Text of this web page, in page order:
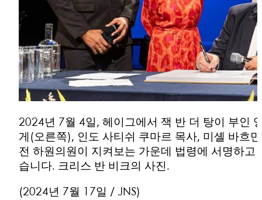
2024년 7월 4일, 헤이그에서 잭 반 더 탕이 부인
게(오른쪽), 인도 사티쉬 쿠마르 목사, 미셸 바흐만
전 하원의원이 지켜보는 가운데 법령에 서명하고
습니다. 크리스 반 비크의 사진.
(2024년 7월 17일 / JNS)